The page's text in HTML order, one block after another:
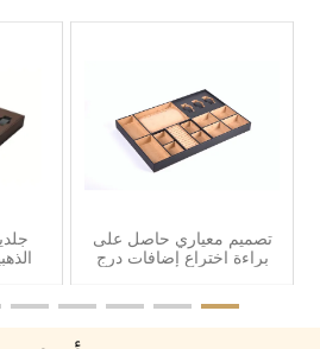
تصميم معياري حاصل على
براءة اختراع​​ إضافات درج